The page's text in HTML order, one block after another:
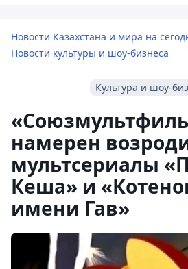
Новости Казахстана и мира на
Новости культуры и шоу-бизнеса
Культура и шоу-
намерен
мультсериалы
Кеша» и
имени Гав»